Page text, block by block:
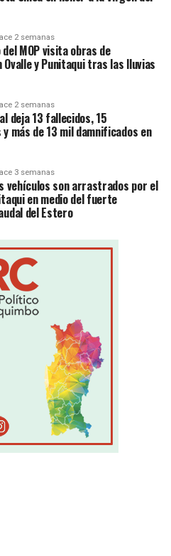
2 semanas
MOP visita obras de
Ovalle y Punitaqui tras las lluvias
2 semanas
deja 13 fallecidos, 15
más de 13 mil damnificados en
3 semanas
vehículos son arrastrados por el
en medio del fuerte
del Estero